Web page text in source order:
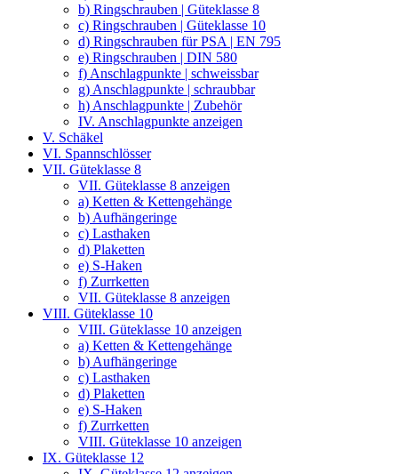
b) Ringschrauben | Güteklasse 8
c) Ringschrauben | Güteklasse 10
d) Ringschrauben für PSA | EN 795
e) Ringschrauben | DIN 580
f) Anschlagpunkte | schweissbar
g) Anschlagpunkte | schraubbar
h) Anschlagpunkte | Zubehör
IV. Anschlagpunkte anzeigen
V. Schäkel
VI. Spannschlösser
VII. Güteklasse 8
VII. Güteklasse 8 anzeigen
a) Ketten & Kettengehänge
b) Aufhängeringe
c) Lasthaken
d) Plaketten
e) S-Haken
f) Zurrketten
VII. Güteklasse 8 anzeigen
VIII. Güteklasse 10
VIII. Güteklasse 10 anzeigen
a) Ketten & Kettengehänge
b) Aufhängeringe
c) Lasthaken
d) Plaketten
e) S-Haken
f) Zurrketten
VIII. Güteklasse 10 anzeigen
IX. Güteklasse 12